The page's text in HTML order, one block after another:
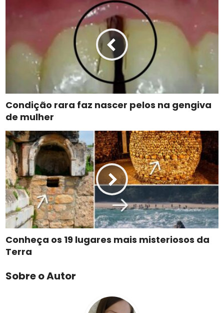
Condição rara faz nascer pelos na gengiva
de mulher
Conheça os 19 lugares mais misteriosos da
Terra
Sobre o Autor